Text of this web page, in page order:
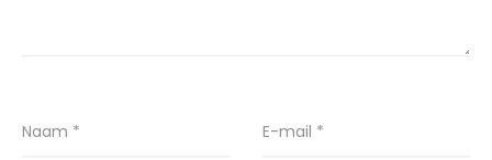
Naam * E-mail *